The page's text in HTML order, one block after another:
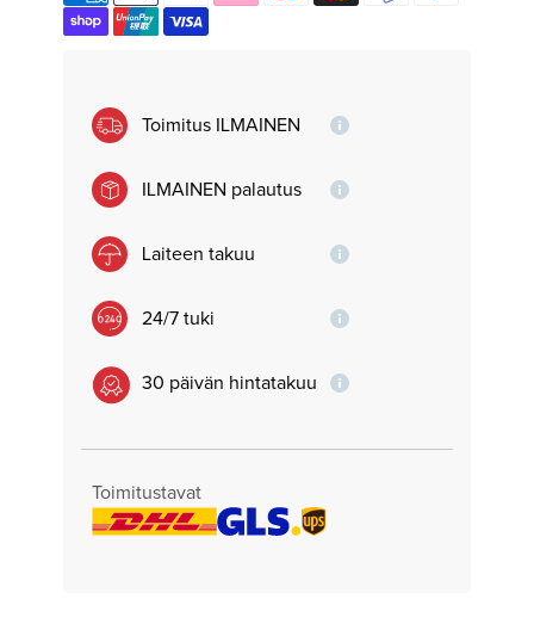
Toimitus ILMAINEN
ILMAINEN palautus
Laiteen takuu
24/7 tuki
30 päivän hintatakuu
Toimitustavat